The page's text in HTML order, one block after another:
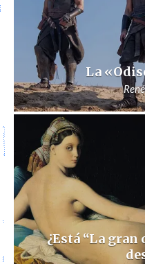
La
¿Está “La